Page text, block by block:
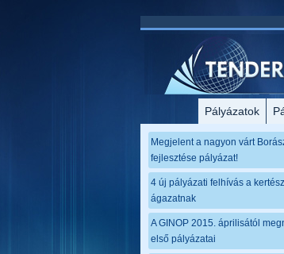
Pályázatok
Megjelent a nagyon várt
fejlesztése pályázat!
4 új pályázati felhívás a
ágazatnak
A GINOP 2015. áprilisától
első pályázatai